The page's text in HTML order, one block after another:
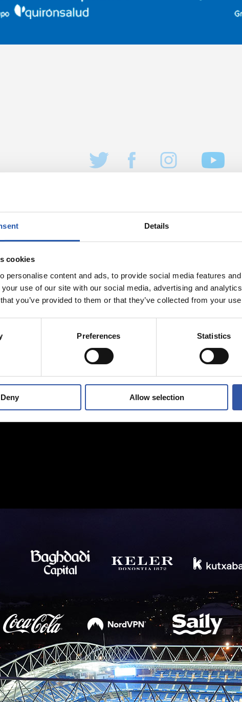
Details
cookies
personalise content and ads, to provide social media features
your use of our site with our social media, advertising and
you’ve provided to them or that they’ve collected from your
Preferences Statistics
Deny Allow selection
TALDEA
bikoitza
partida